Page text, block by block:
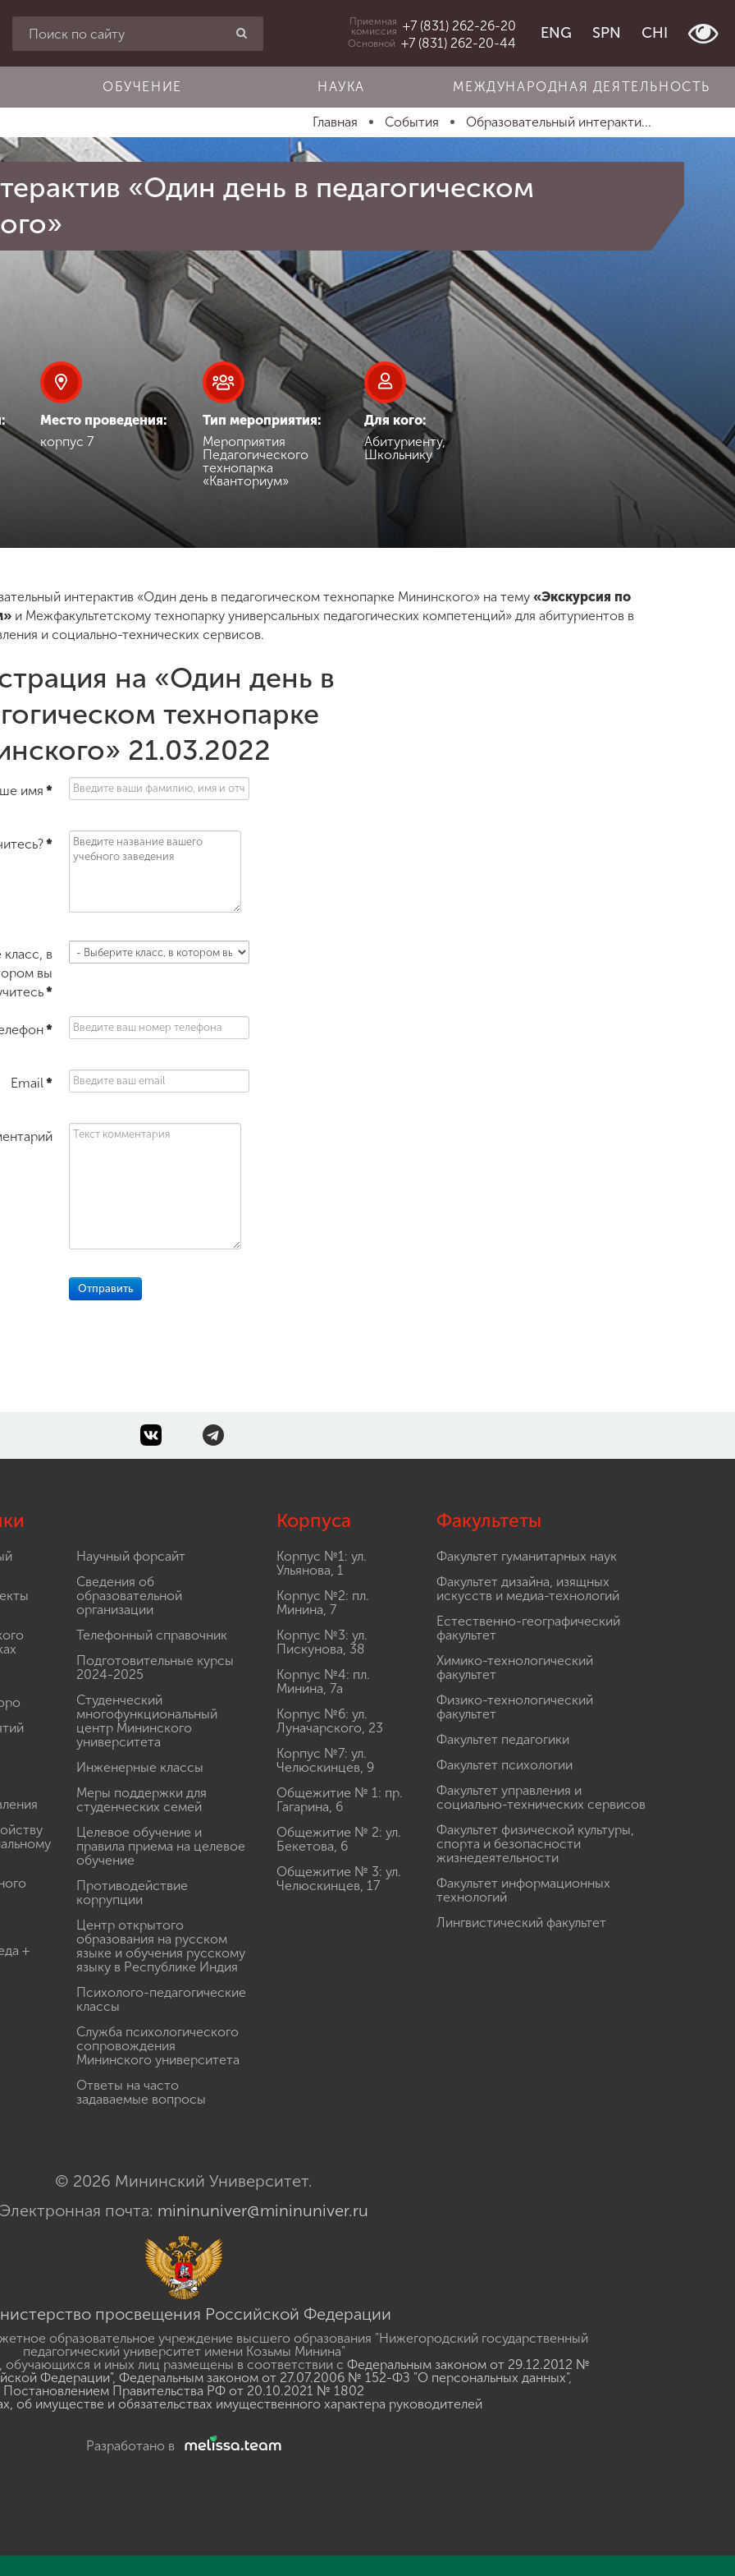
Приемная
комиссия +7 (831) 262-26-20
Основной +7 (831) 262-20-44
ENG SPN CHI
ОБУЧЕНИЕ НАУКА МЕЖДУНАРОДНАЯ ДЕЯТЕЛЬНОСТЬ
Главная События Образовательный интеракти...
«Один день в педагогическом
Место проведения:
корпус 7
Тип мероприятия:
Мероприятия
Педагогического
технопарка
«Кванториум»
Для кого:
Абитуриенту,
Школьнику
интерактив «Один день в педагогическом технопарке Мининского» на тему «Экскурсия по
и Межфакультетскому технопарку универсальных педагогических компетенций» для абитуриентов в
и социально-технических сервисов.
на «Один день в
технопарке
21.03.2022
имя *
*
в
вы
*
*
Email*
+
Научный форсайт
Сведения об
образовательной
организации
Телефонный справочник
Подготовительные курсы
2024-2025
Студенческий
многофункциональный
центр Мининского
университета
Инженерные классы
Меры поддержки для
студенческих семей
Целевое обучение и
правила приема на целевое
обучение
Противодействие
коррупции
Центр открытого
образования на русском
языке и обучения русскому
языку в Республике Индия
Психолого-педагогические
классы
Служба психологического
сопровождения
Мининского университета
Ответы на часто
задаваемые вопросы
Корпуса
Корпус №1: ул.
Ульянова, 1
Корпус №2: пл.
Минина, 7
Корпус №3: ул.
Пискунова, 38
Корпус №4: пл.
Минина, 7а
Корпус №6: ул.
Луначарского, 23
Корпус №7: ул.
Челюскинцев, 9
Общежитие № 1: пр.
Гагарина, 6
Общежитие № 2: ул.
Бекетова, 6
Общежитие № 3: ул.
Челюскинцев, 17
Факультеты
Факультет гуманитарных наук
Факультет дизайна, изящных
искусств и медиа-технологий
Естественно-географический
факультет
Химико-технологический
факультет
Физико-технологический
факультет
Факультет педагогики
Факультет психологии
Факультет управления и
социально-технических сервисов
Факультет физической культуры,
спорта и безопасности
жизнедеятельности
Факультет информационных
технологий
Лингвистический факультет
© 2026 Мининский Университет.
Электронная почта: mininuniver@mininuniver.ru
просвещения Российской Федерации
образовательное учреждение высшего образования "Нижегородский государственный
педагогический университет имени Козьмы Минина"
и иных лиц размещены в соответствии с Федеральным законом от 29.12.2012 №
Федерации", Федеральным законом от 27.07.2006 № 152-ФЗ "О персональных данных",
Постановлением Правительства РФ от 20.10.2021 № 1802
об имуществе и обязательствах имущественного характера руководителей
Разработано в